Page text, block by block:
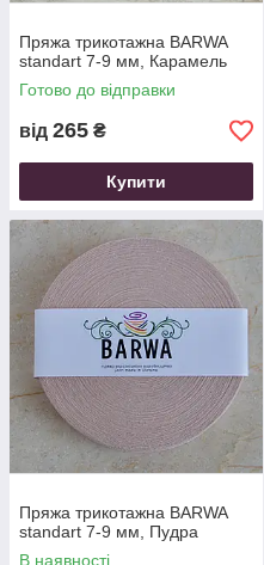
Пряжа трикотажна ВARWA
standart 7-9 мм, Карамель
Готово до відправки
від 265 ₴
Купити
Пряжа трикотажна ВARWA
standart 7-9 мм, Пудра
В наявності